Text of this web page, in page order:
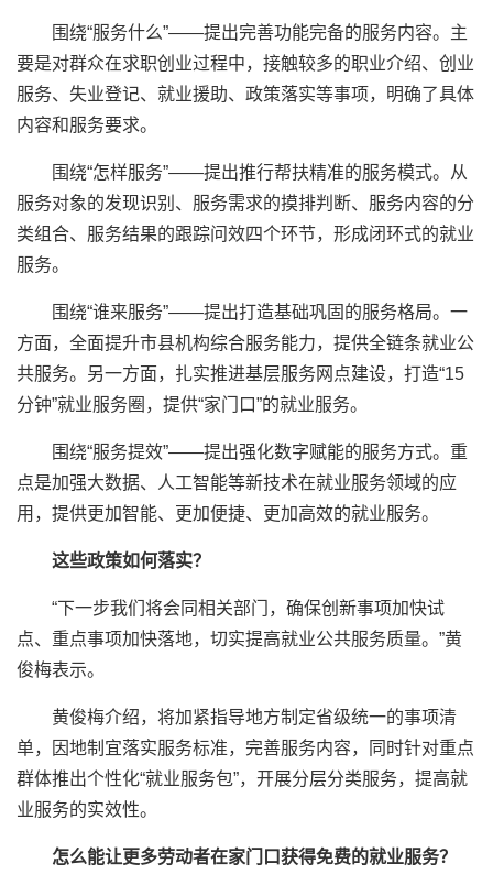
围绕“服务什么”——提出完善功能完备的服务内容。主
要是对群众在求职创业过程中，接触较多的职业介绍、创业
服务、失业登记、就业援助、政策落实等事项，明确了具体
内容和服务要求。
围绕“怎样服务”——提出推行帮扶精准的服务模式。从
服务对象的发现识别、服务需求的摸排判断、服务内容的分
类组合、服务结果的跟踪问效四个环节，形成闭环式的就业
服务。
围绕“谁来服务”——提出打造基础巩固的服务格局。一
方面，全面提升市县机构综合服务能力，提供全链条就业公
共服务。另一方面，扎实推进基层服务网点建设，打造“15
分钟”就业服务圈，提供“家门口”的就业服务。
围绕“服务提效”——提出强化数字赋能的服务方式。重
点是加强大数据、人工智能等新技术在就业服务领域的应
用，提供更加智能、更加便捷、更加高效的就业服务。
这些政策如何落实？
“下一步我们将会同相关部门，确保创新事项加快试
点、重点事项加快落地，切实提高就业公共服务质量。”黄
俊梅表示。
黄俊梅介绍，将加紧指导地方制定省级统一的事项清
单，因地制宜落实服务标准，完善服务内容，同时针对重点
群体推出个性化“就业服务包”，开展分层分类服务，提高就
业服务的实效性。
怎么能让更多劳动者在家门口获得免费的就业服务？